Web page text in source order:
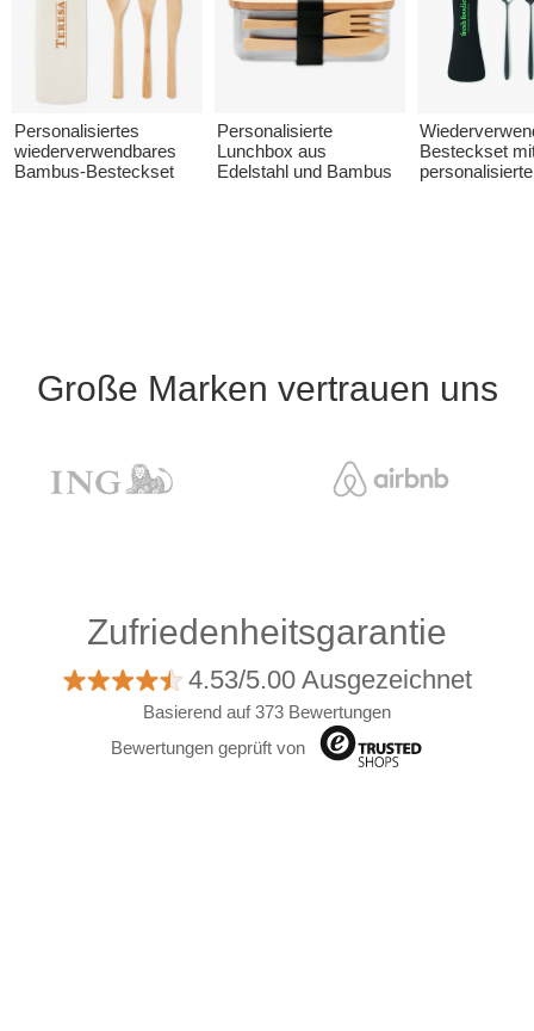
Personalisiertes
wiederverwendbares
Bambus-Besteckset
Personalisierte
Lunchbox aus
Edelstahl und Bambus
Besteckset
Große Marken vertrauen uns
Zufriedenheitsgarantie
4.53/5.00 Ausgezeichnet
Basierend auf 373 Bewertungen
Bewertungen geprüft von